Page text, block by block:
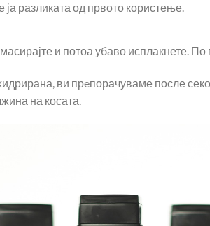
разликата од првото користење.
и потоа убаво исплакнете.
ви прeпорачуваме после
на косата.